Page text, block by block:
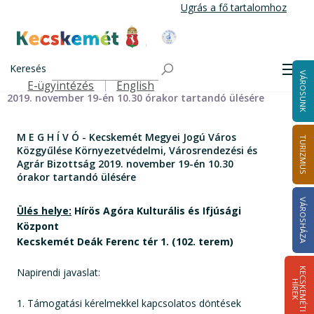
tartalomra
Ugrás a fő tartalomhoz
Kecskemét Város Honlapja
Keresés
Felső navigáció
E-ügyintézés English VÁROSUNK
TURIZMUS
VÁROSHÁZA
K
E
C
S
K
E
M
É
T
I
HÍ
R
E
K
M E G H Í V Ó - Kecskemét Megyei Jogú Város Közgyűlése
Környezetvédelmi, Városrendezési és Agrár Bizottság
2019. november 19-én 10.30 órakor tartandó ülésére
M E G H Í V Ó - Kecskemét Megyei Jogú Város
Közgyűlése Környezetvédelmi, Városrendezési és
Agrár Bizottság 2019. november 19-én 10.30
órakor tartandó ülésére
Ülés helye: Hírös Agóra Kulturális és Ifjúsági
Központ
Kecskemét Deák Ferenc tér 1. (102. terem)
Napirendi javaslat:
1. Támogatási kérelmekkel kapcsolatos döntések